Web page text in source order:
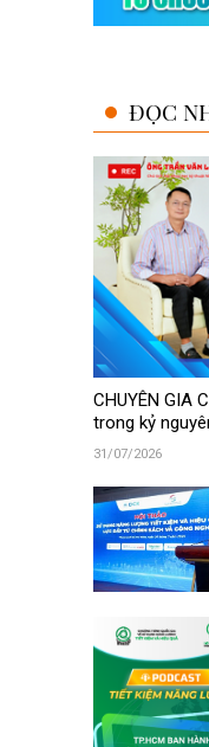
ĐỌC
CHUYÊN GIA
trong kỷ
31/07/2026